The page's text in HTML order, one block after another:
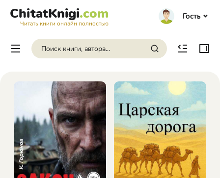
ChitatKnigi.com
Читать книги онлайн полностью
Гость